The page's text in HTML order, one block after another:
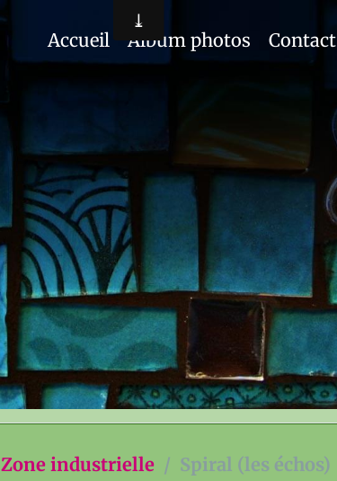
Accueil Album photos Contact
Zone industrielle Spiral (les échos)